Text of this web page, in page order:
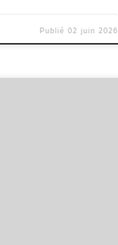
Publié 02 juin 2026